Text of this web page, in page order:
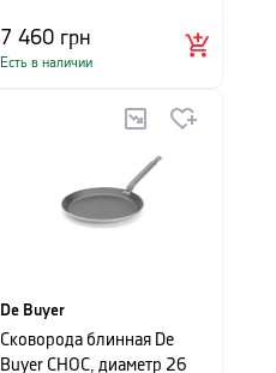
7 460 грн
Есть в наличии
De Buyer
Сковорода блинная De
Buyer CHOC, диаметр 26